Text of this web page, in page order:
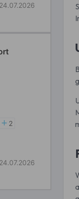
24.07.2026
2
24.07.2026